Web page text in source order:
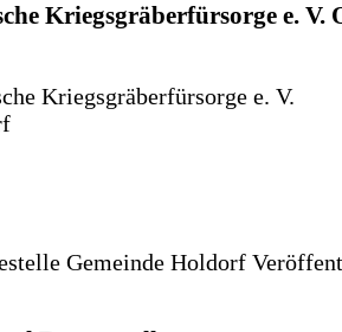
Kriegsgräberfürsorge e. V.
Gemeinde Holdorf